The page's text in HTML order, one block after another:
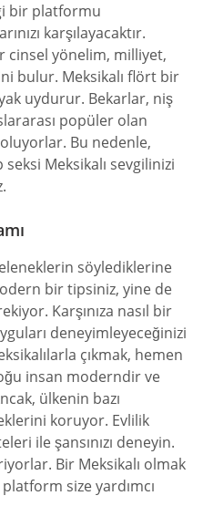
bir platformu
karşılayacaktır.
cinsel yönelim, milliyet,
bulur. Meksikalı flört bir
uydurur. Bekarlar, niş
popüler olan
Bu nedenle,
Meksikalı sevgilinizi
söylediklerine
bir tipsiniz, yine de
Karşınıza nasıl bir
deneyimleyeceğinizi
çıkmak, hemen
insan moderndir ve
ülkenin bazı
koruyor. Evlilik
ile şansınızı deneyin.
Bir Meksikalı olmak
size yardımcı